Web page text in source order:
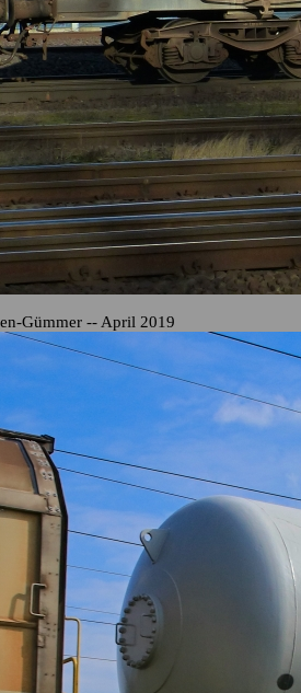
Gümmer -- April 2019